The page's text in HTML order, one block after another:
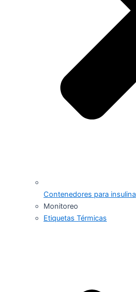
Contenedores para insulina
Monitoreo
Etiquetas Térmicas